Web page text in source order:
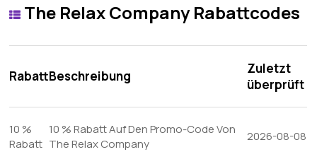
The Relax Company Rabattcodes
RabattBeschreibung
Zuletzt
überprüft
10 %
Rabatt
10 % Rabatt Auf Den Promo-Code Von
The Relax Company
2026-08-08